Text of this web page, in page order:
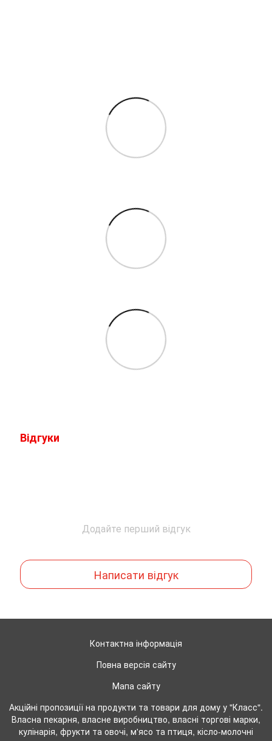
Відгуки
Додайте перший відгук
Написати відгук
Контактна інформація
Повна версія сайту
Мапа сайту
Акційні пропозиції на продукти та товари для дому у "Класс".
Власна пекарня, власне виробництво, власні торгові марки,
кулінарія, фрукти та овочі, м'ясо та птиця, кісло-молочні